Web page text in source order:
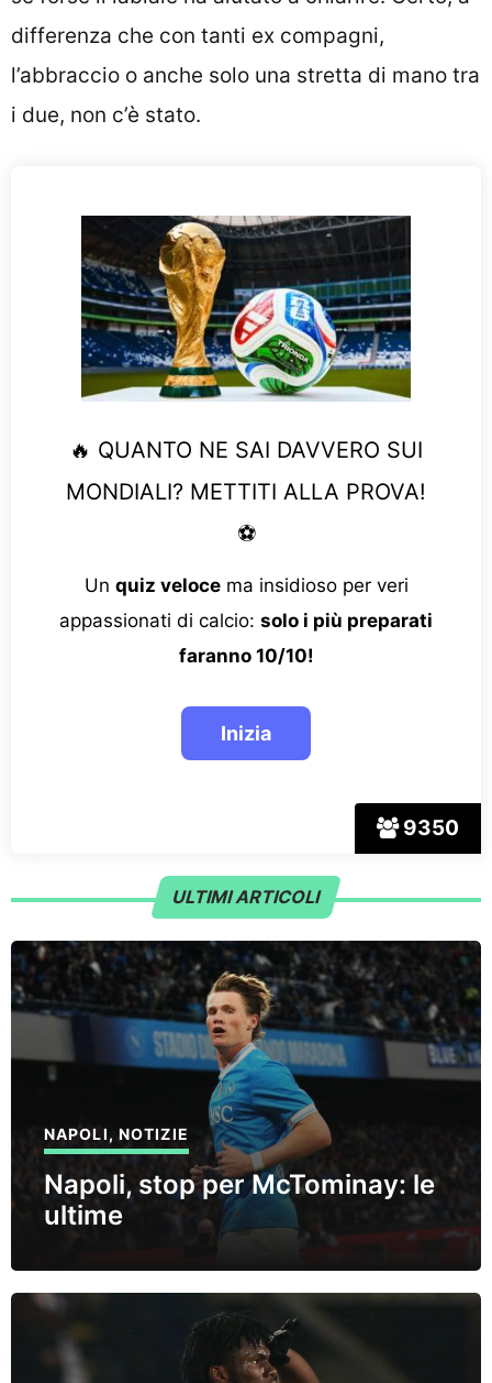
differenza che con tanti ex compagni,
l’abbraccio o anche solo una stretta di mano tra
i due, non c’è stato.
9350
🔥 QUANTO NE SAI DAVVERO SUI
MONDIALI? METTITI ALLA PROVA!
⚽
Un quiz velocema insidioso per veri
appassionati di calcio: solo i più preparati
faranno 10/10!
ULTIMI ARTICOLI
NAPOLI, NOTIZIE
Napoli, stop per McTominay: le
ultime